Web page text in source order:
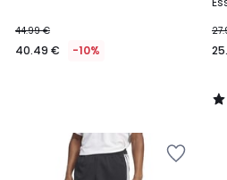
44.99 €
40.49 € -10%
/